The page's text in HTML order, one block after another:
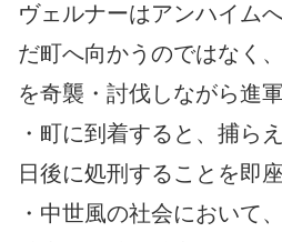
ヴェルナーはアンハイム
だ町へ向かうのではなく
を奇襲・討伐しながら進軍
・町に到着すると、捕ら
日後に処刑することを即
・中世風の社会において